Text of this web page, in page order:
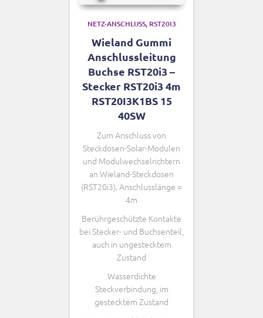
NETZ-ANSCHLUSS RST20I3
Wieland Gummi
Anschlussleitung
Buchse RST20i3 –
Stecker RST20i3 4m
RST20I3K1BS 15
40SW
Zum Anschluss von
Steckdosen-Solar-Modulen
und Modulwechselrichtern
an Wieland-Steckdosen
(RST20i3). Anschlusslänge =
4m
Berührgeschützte Kontakte
bei Stecker- und Buchsenteil,
auch in ungestecktem
Zustand
Wasserdichte
Steckverbindung, im
gestecktem Zustand